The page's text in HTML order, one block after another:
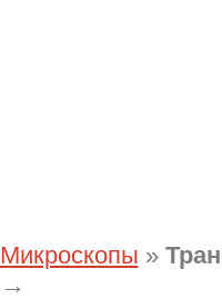
Микроскопы »
→